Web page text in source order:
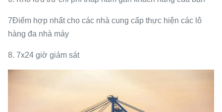
7Điểm hợp nhất cho các nhà cung cấp thực hiện các lô
hàng đa nhà máy
8. 7x24 giờ giám sát